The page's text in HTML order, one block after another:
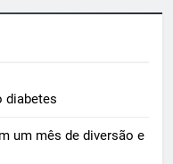
diabetes
um mês de diversão e